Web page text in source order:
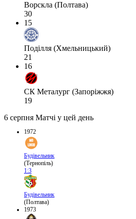
Ворскла (Полтава)
30
15
Поділля (Хмельницький)
21
16
СК Металург (Запоріжжя)
19
6 серпня Матчі у цей день
1972
Будівельник
(Тернопіль)
1:3
Будівельник
(Полтава)
1973